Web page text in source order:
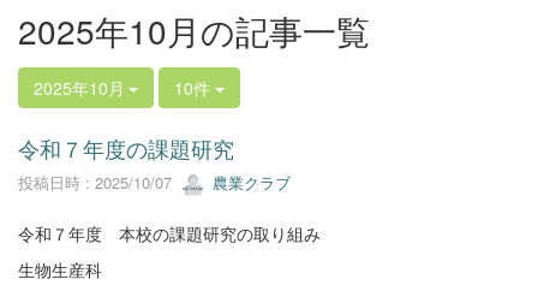
2025年10月の記事一覧
2025年10月 10件
令和７年度の課題研究
投稿日時 : 2025/10/07 農業クラブ
令和７年度 本校の課題研究の取り組み
生物生産科